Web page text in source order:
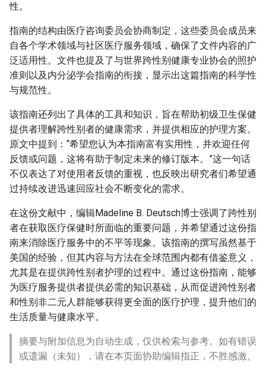
性。
指南的结构由医疗咨询委员会协商制定，这些委员会成员来
自各个学术领域与社区医疗服务领域，确保了文件内容的广
泛适用性。文件也提及了与世界跨性别健康专业协会的照护
准则以及内分泌学会指南的衔接，显示出这篇指南的科学性
与规范性。
该指南还列出了具体的工具和知识，旨在帮助初级卫生保健
提供者理解跨性别者的健康需求，并提供相应的护理方案。
原文中提到：“希望您认为本指南富有实用性，并欢迎任何
反馈或问题，这将有助于制定未来的修订版本。”这一句话
不仅表达了对使用者反馈的重视，也反映出研究者们希望通
过持续改进迅速回应社会不断变化的需求。
在这份文献中，编辑Madeline B. Deutsch博士强调了跨性别
者在获取医疗保健时所面临的重要问题，并希望通过这份指
南来消除医疗服务中的不平等现象。该指南的撰写虽然基于
美国的经验，但其内容与方法在全球范围内都有借鉴意义，
尤其是在提供跨性别者护理的过程中。通过这份指南，能够
为医疗服务提供者提供必需的知识基础，从而促进跨性别者
和性别非二元人群能够获得更全面的医疗护理，提升他们的
生活质量与健康水平。
摘要与附加信息为自动生成，仅供检索与参考。如有错误
或遗漏（未知），请在本页面协助编辑指正，不胜感激。